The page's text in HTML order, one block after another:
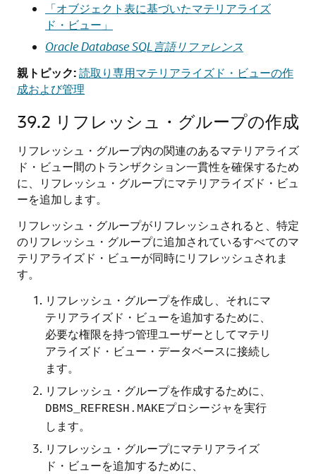
「オブジェクト表に基づいたマテリアライズ
ド・ビュー」
Oracle Database SQL言語リファレンス
親トピック:読取り専用マテリアライズド・ビューの作
成および管理
39.2 リフレッシュ・グループの作成
リフレッシュ・グループ内の関連のあるマテリアライズ
ド・ビュー間のトランザクション一貫性を確保するため
に、リフレッシュ・グループにマテリアライズド・ビュ
ーを追加します。
リフレッシュ・グループがリフレッシュされると、特定
のリフレッシュ・グループに追加されているすべてのマ
テリアライズド・ビューが同時にリフレッシュされま
す。
リフレッシュ・グループを作成し、それにマ
テリアライズド・ビューを追加するために、
必要な権限を持つ管理ユーザーとしてマテリ
アライズド・ビュー・データベースに接続し
ます。
リフレッシュ・グループを作成するために、
DBMS_REFRESH.MAKEプロシージャを実行
します。
リフレッシュ・グループにマテリアライズ
ド・ビューを追加するために、